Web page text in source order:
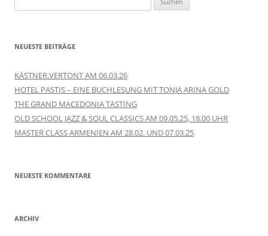
nach:
NEUESTE BEITRÄGE
KÄSTNER.VERTONT AM 06.03.26
HOTEL PASTIS – EINE BUCHLESUNG MIT TONJA ARINA GOLD
THE GRAND MACEDONIA TASTING
OLD SCHOOL JAZZ & SOUL CLASSICS AM 09.05.25, 18.00 UHR
MASTER CLASS ARMENIEN AM 28.02. UND 07.03.25
NEUESTE KOMMENTARE
ARCHIV